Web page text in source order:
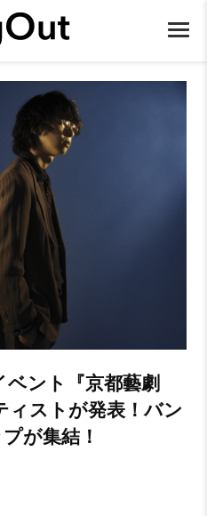
ント『京都藝劇
ィストが発表！バン
が集結！